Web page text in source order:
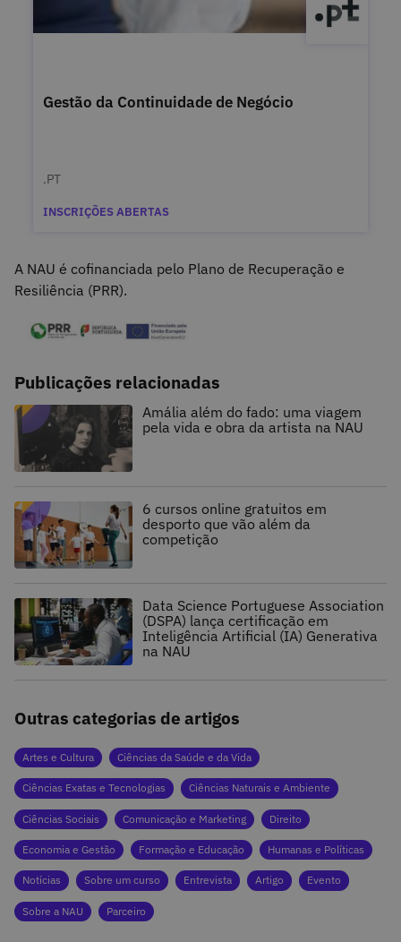
Gestão da Continuidade de Negócio
.PT
INSCRIÇÕES ABERTAS
A NAU é cofinanciada pelo Plano de Recuperação e
Resiliência (PRR).
Publicações relacionadas
Amália além do fado: uma viagem
pela vida e obra da artista na NAU
6 cursos online gratuitos em
desporto que vão além da
competição
Data Science Portuguese Association
(DSPA) lança certificação em
Inteligência Artificial (IA) Generativa
na NAU
Outras categorias de artigos
Artes e Cultura Ciências da Saúde e da Vida
Ciências Exatas e Tecnologias Ciências Naturais e Ambiente
Ciências Sociais Comunicação e Marketing Direito
Economia e Gestão Formação e Educação Humanas e Políticas
Notícias Sobre um curso Entrevista Artigo Evento
Sobre a NAU Parceiro